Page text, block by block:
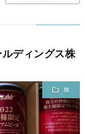
ディングス株
株